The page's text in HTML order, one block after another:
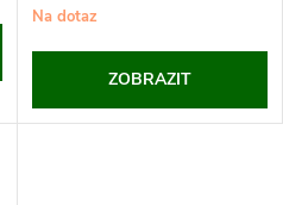
cena:
Na dotaz
ZOBRAZIT